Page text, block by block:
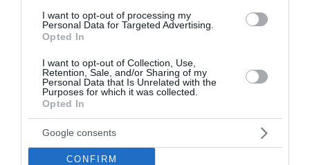
I want to opt-out of processing my
Personal Data for Targeted Advertising.
Opted In
I want to opt-out of Collection, Use,
Retention, Sale, and/or Sharing of my
Personal Data that Is Unrelated with the
Purposes for which it was collected.
Opted In
Google consents
CONFIRM
Έφτασε στην Ελλάδα η 46χρονη γυναίκα που
κατηγορείται για εμπλοκή της στην υπόθεση του
φονικού εμπρησμού της Marfin τον Μάιο του 2010.
Κλιμάκιο της Διεύθυνσης Αντιμετώπισης Οργα...
06 Αυγούστου 2026